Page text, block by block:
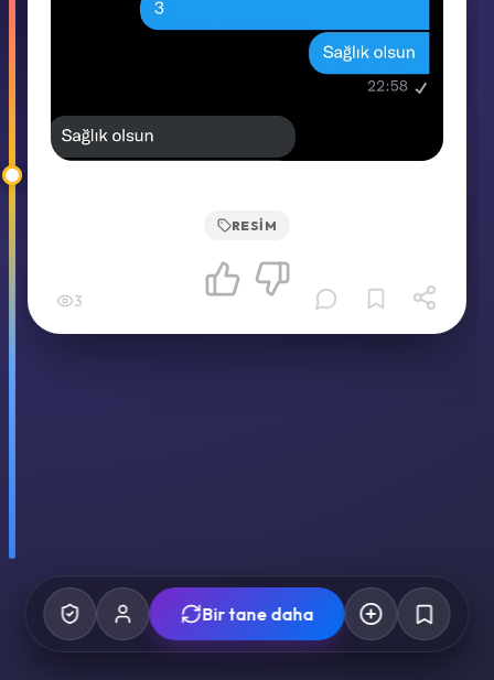
RESIM
3
Bir tane daha